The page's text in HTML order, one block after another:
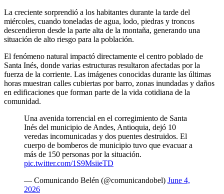
La creciente sorprendió a los habitantes durante la tarde del
miércoles, cuando toneladas de agua, lodo, piedras y troncos
descendieron desde la parte alta de la montaña, generando una
situación de alto riesgo para la población.
El fenómeno natural impactó directamente el centro poblado de
Santa Inés, donde varias estructuras resultaron afectadas por la
fuerza de la corriente. Las imágenes conocidas durante las últimas
horas muestran calles cubiertas por barro, zonas inundadas y daños
en edificaciones que forman parte de la vida cotidiana de la
comunidad.
Una avenida torrencial en el corregimiento de Santa
Inés del municipio de Andes, Antioquia, dejó 10
veredas incomunicadas y dos puentes destruidos. El
cuerpo de bomberos de municipio tuvo que evacuar a
más de 150 personas por la situación.
pic.twitter.com/1S9MsiieTD
— Comunicando Belén (@comunicandobel) June 4,
2026